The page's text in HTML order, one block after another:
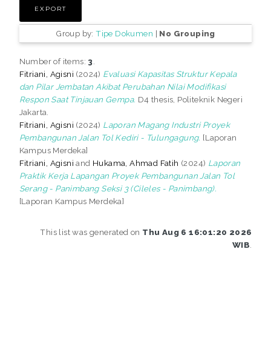
Group by:Tipe Dokumen | No Grouping
Number of items: 3
Fitriani, Agisni (2024) Evaluasi Kapasitas Struktur Kepala
dan Pilar Jembatan Akibat Perubahan Nilai Modifikasi
Respon Saat Tinjauan Gempa. D4 thesis, Politeknik Negeri
Jakarta.
Fitriani, Agisni (2024) Laporan Magang Industri Proyek
Pembangunan Jalan Tol Kediri - Tulungagung. [Laporan
Kampus Merdeka]
Fitriani, Agisni and Hukama, Ahmad Fatih (2024) Laporan
Praktik Kerja Lapangan Proyek Pembangunan Jalan Tol
Serang - Panimbang Seksi 3 (Cileles - Panimbang).
[Laporan Kampus Merdeka]
This list was generated on Thu Aug 6 16:01:20 2026
WIB